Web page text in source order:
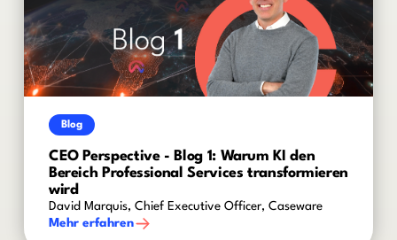
Blog
CEO Perspective - Blog 1: Warum KI den
Bereich Professional Services transformieren
wird
David Marquis, Chief Executive Officer, Caseware
Mehr erfahren